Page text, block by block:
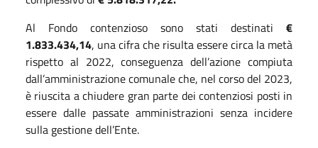
Al Fondo contenzioso sono stati destinati €
1.833.434,14, una cifra che risulta essere circa la metà
rispetto al 2022, conseguenza dell’azione compiuta
dall’amministrazione comunale che, nel corso del 2023,
è riuscita a chiudere gran parte dei contenziosi posti in
essere dalle passate amministrazioni senza incidere
sulla gestione dell’Ente.